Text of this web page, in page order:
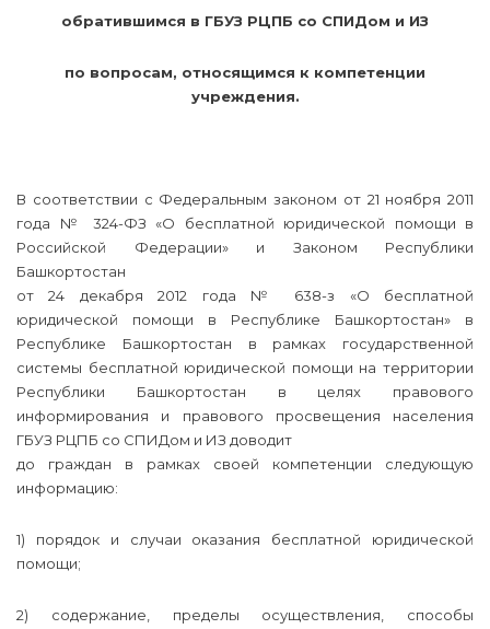
обратившимся в ГБУЗ РЦПБ со СПИДом и ИЗ
по вопросам, относящимся к компетенции
учреждения.
В соответствии с Федеральным законом от 21 ноября 2011
года № 324-ФЗ «О бесплатной юридической помощи в
Российской Федерации» и Законом Республики
Башкортостан
от 24 декабря 2012 года № 638-з «О бесплатной
юридической помощи в Республике Башкортостан» в
Республике Башкортостан в рамках государственной
системы бесплатной юридической помощи на территории
Республики Башкортостан в целях правового
информирования и правового просвещения населения
ГБУЗ РЦПБ со СПИДом и ИЗ доводит
до граждан в рамках своей компетенции следующую
информацию:
1) порядок и случаи оказания бесплатной юридической
помощи;
2) содержание, пределы осуществления, способы